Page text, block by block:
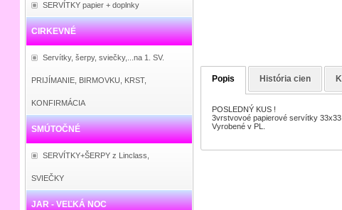
SERVÍTKY papier + doplnky
CIRKEVNÉ
Servítky, šerpy, sviečky,...na 1. SV.
PRIJÍMANIE, BIRMOVKU, KRST,
KONFIRMÁCIA
SMÚTOČNÉ
SERVÍTKY+ŠERPY z Linclass,
SVIEČKY
JAR - VEĽKÁ NOC
Popis História cien
POSLEDNÝ KUS !
3vrstvovoé papierové servítky
Vyrobené v PL.